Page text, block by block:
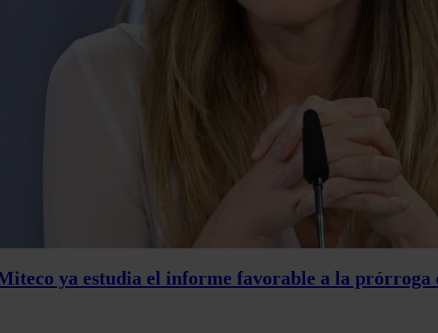
ya estudia el informe favorable a la prórroga